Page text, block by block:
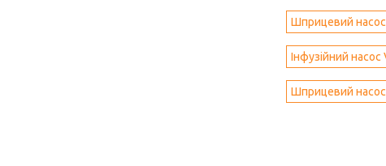
Шприцевий
Інфузійний насос
Шприцевий